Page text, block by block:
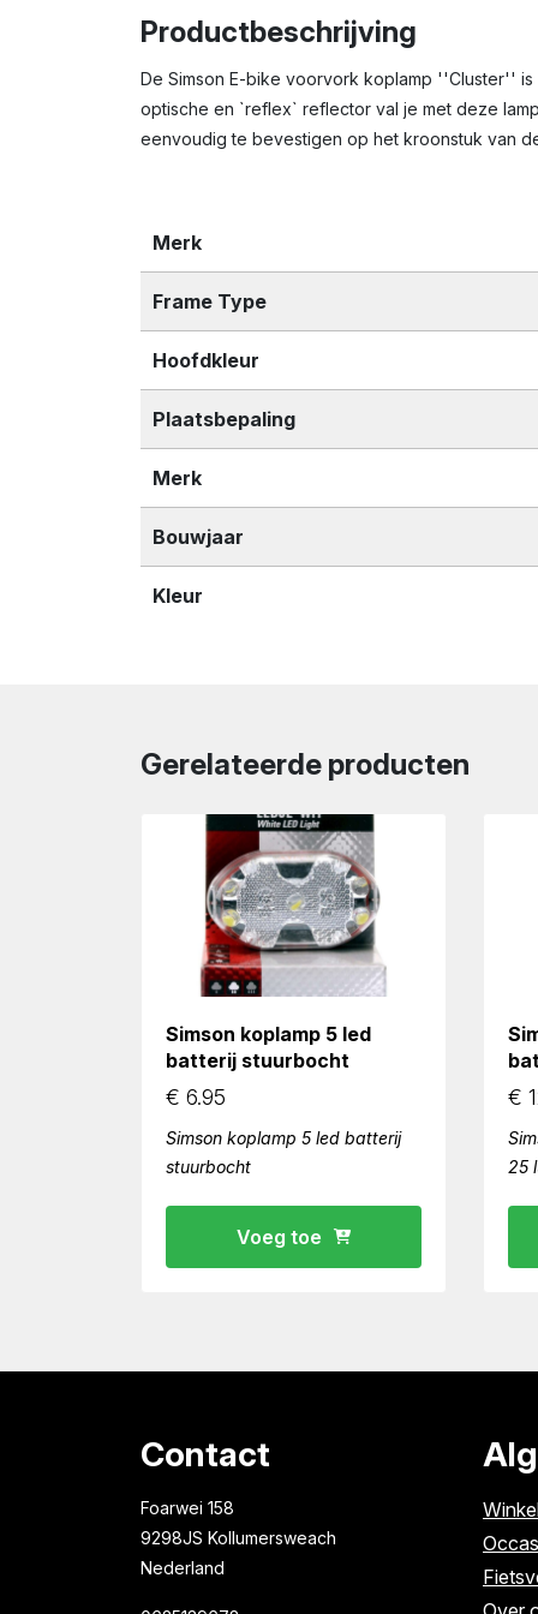
Productbeschrijving
De Simson E-bike voorvork koplamp ''Cluster''
optische en `reflex` reflector val je met deze
eenvoudig te bevestigen op het kroonstuk van
Merk
Frame Type
Hoofdkleur
Plaatsbepaling
Merk
Bouwjaar
Kleur
Gerelateerde producten
Simson koplamp 5 led
batterij stuurbocht
€ 6.95
Simson koplamp 5 led batterij
stuurbocht
Voeg toe
€
25
Contact
Foarwei 158
9298JS Kollumersweach
Nederland